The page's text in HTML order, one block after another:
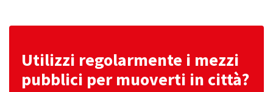
Utilizzi regolarmente i mezzi
pubblici per muoverti in città?